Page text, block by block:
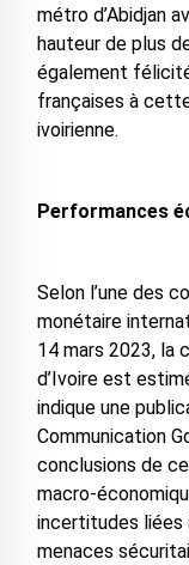
métro d’Abidjan
hauteur de plus
également
françaises à
ivoirienne.
Performances
Selon l’une des
monétaire
14 mars 2023, la
d’Ivoire est
indique une
Communication
conclusions de
macro-
incertitudes liées
menaces